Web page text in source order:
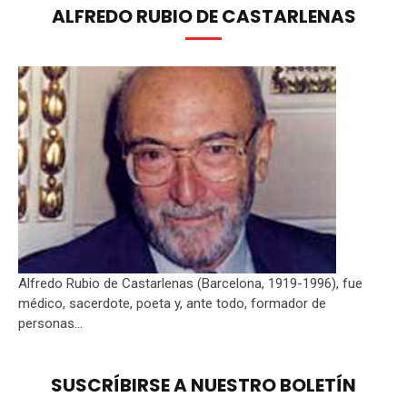
ALFREDO RUBIO DE CASTARLENAS
Alfredo Rubio de Castarlenas (Barcelona, 1919-1996), fue
médico, sacerdote, poeta y, ante todo, formador de
personas...
SUSCRÍBIRSE A NUESTRO BOLETÍN